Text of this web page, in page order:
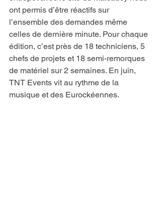
ont permis d’être réactifs sur
l’ensemble des demandes même
celles de dernière minute. Pour chaque
édition, c’est près de 18 techniciens, 5
chefs de projets et 18 semi-remorques
de matériel sur 2 semaines. En juin,
TNT Events vit au rythme de la
musique et des Eurockéennes.